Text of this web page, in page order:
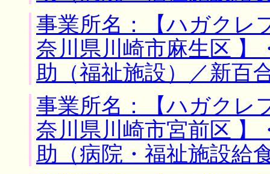
事業所名：【ハガクレ
奈川県川崎市麻生区 】
助（福祉施設）／新百
事業所名：【ハガクレ
奈川県川崎市宮前区 】
助（病院・福祉施設給